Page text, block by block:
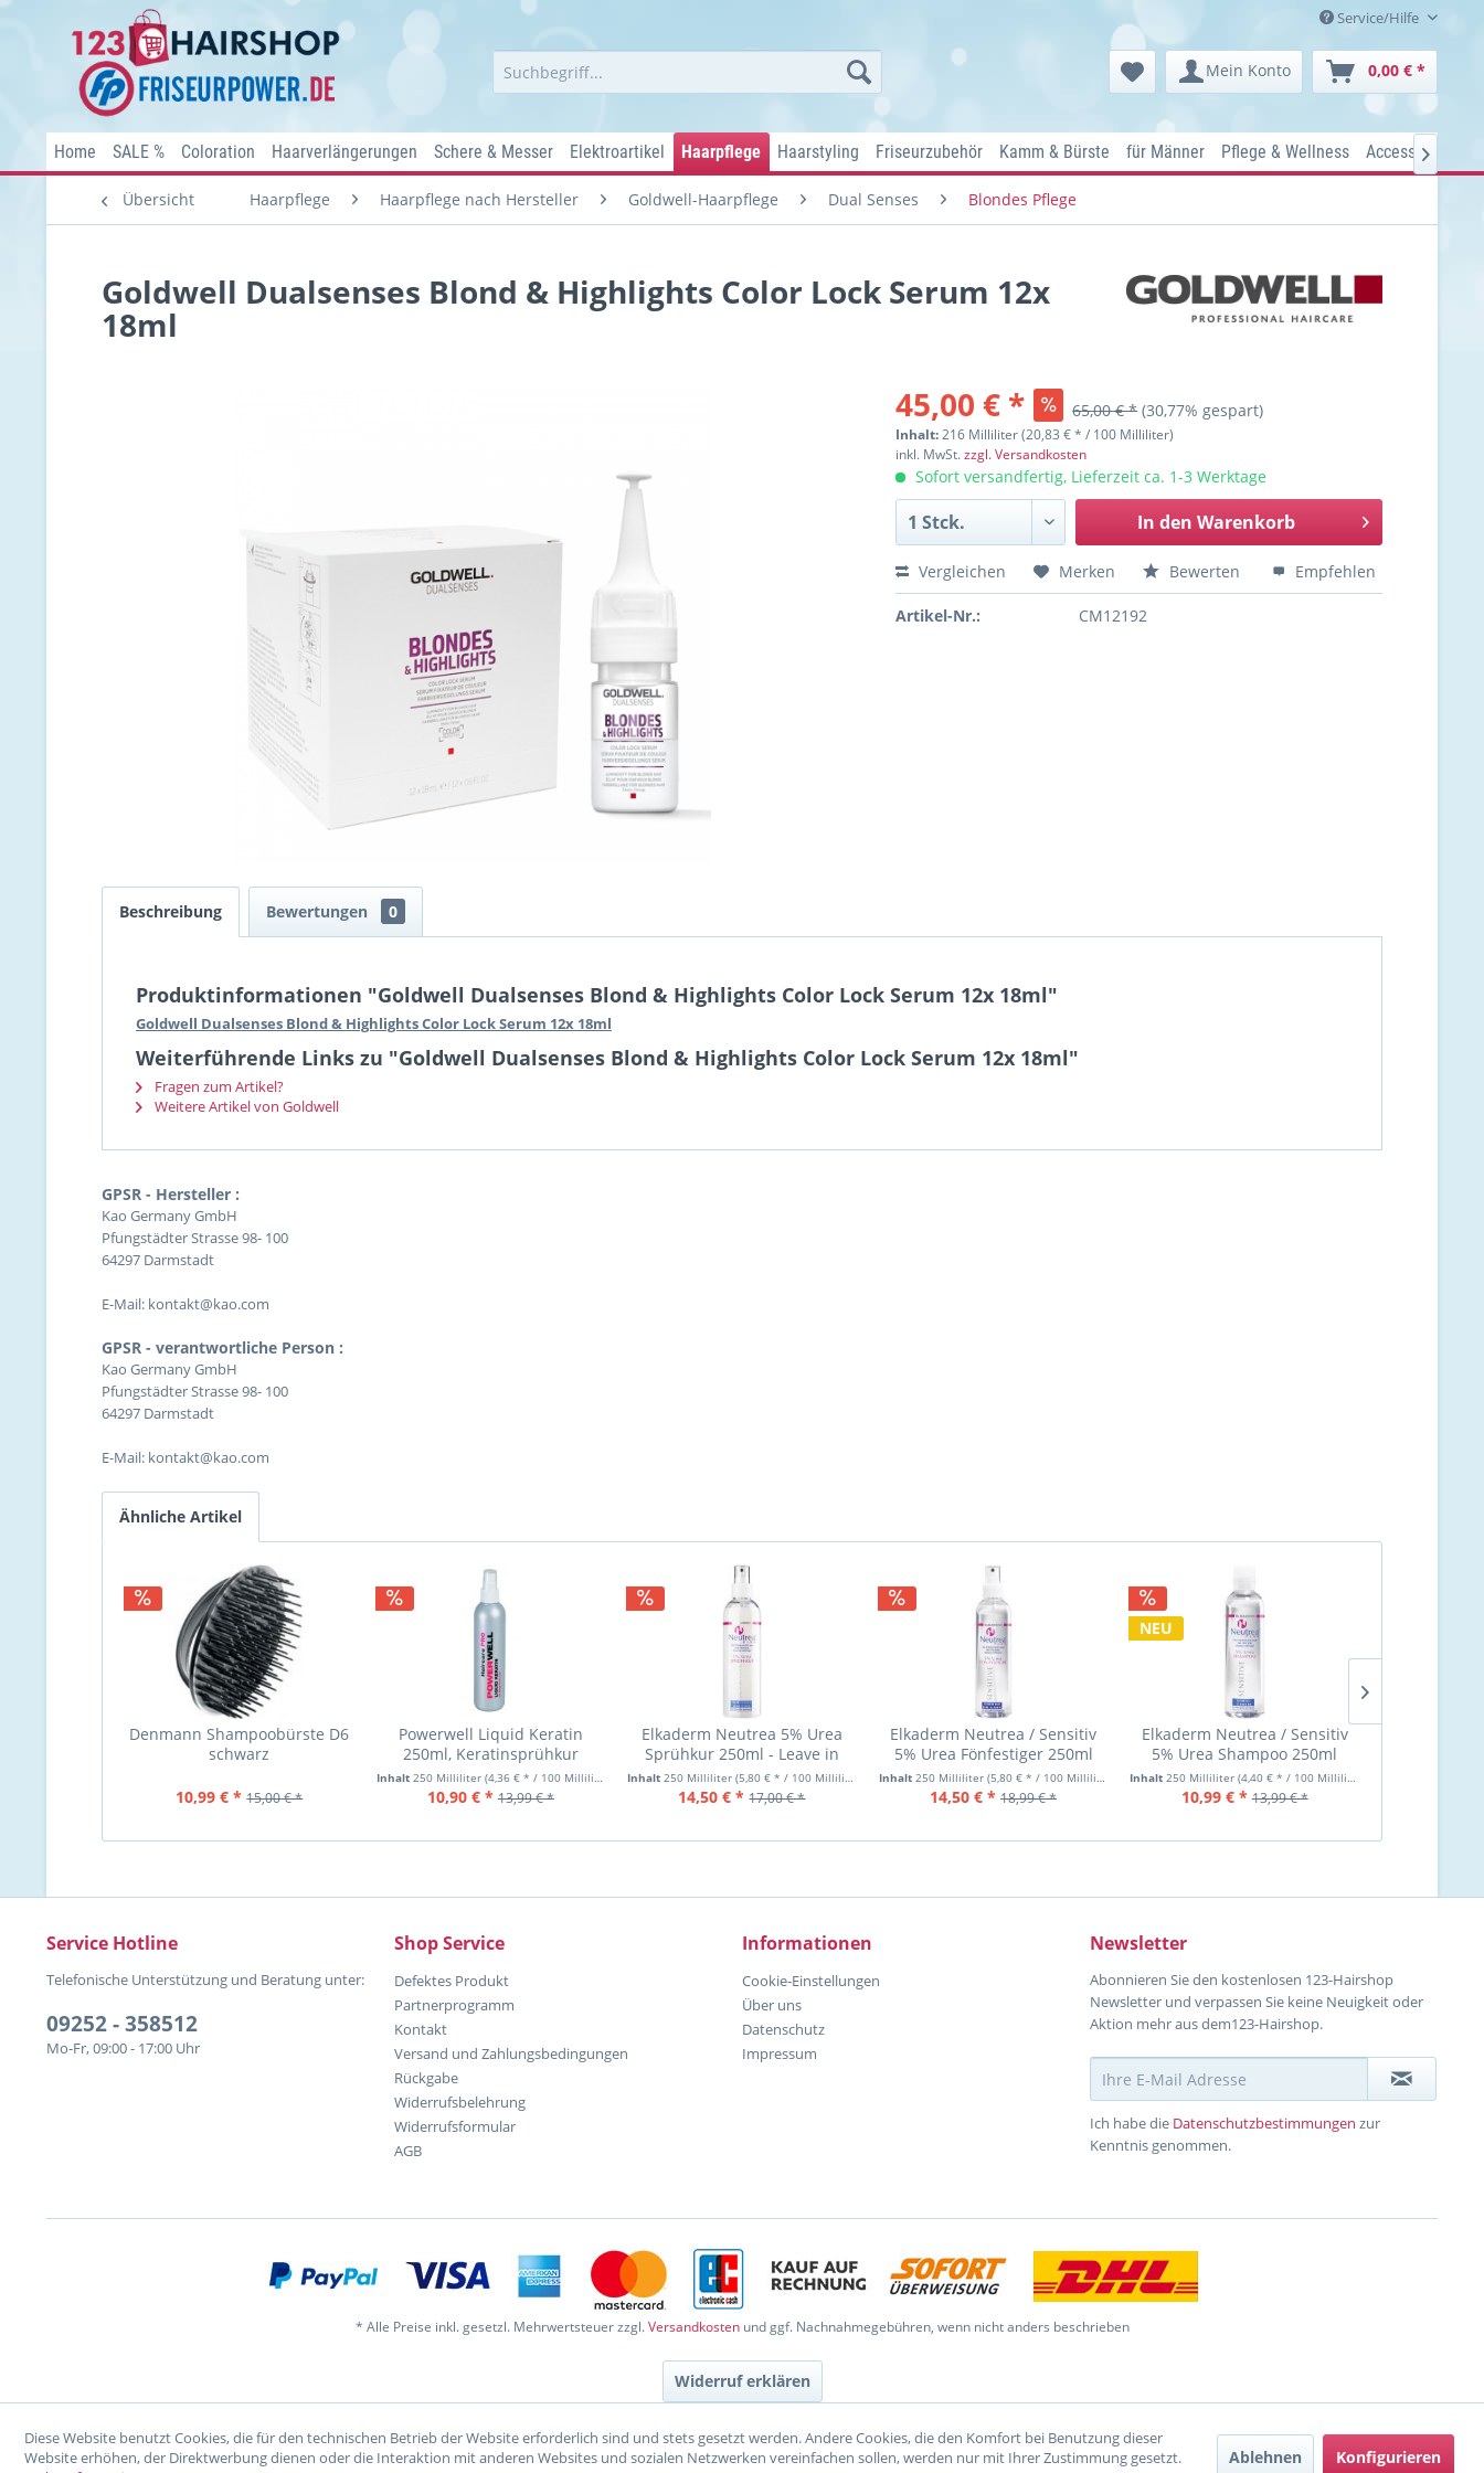
Service/Hilfe
Mein Konto 0,00 € *
Home SALE % Coloration Haarverlängerungen Schere & Messer Elektroartikel Haarpflege Haarstyling Friseurzubehör Kamm & Bürste für Männer Pflege & Wellness Accessoires

Übersicht Haarpflege Haarpflege nach Hersteller Goldwell-Haarpflege Dual Senses Blondes Pflege
Goldwell Dualsenses Blond & Highlights Color Lock Serum 12x
18ml
45,00 € *
65,00 € * (30,77% gespart)
Inhalt:216 Milliliter (20,83 € * / 100 Milliliter)
inkl. MwSt.zzgl. Versandkosten
Sofort versandfertig, Lieferzeit ca. 1-3 Werktage
In den Warenkorb
Vergleichen Merken Bewerten Empfehlen
Artikel-Nr.: CM12192
Beschreibung Bewertungen 0
Produktinformationen "Goldwell Dualsenses Blond & Highlights Color Lock Serum 12x 18ml"
Goldwell Dualsenses Blond & Highlights Color Lock Serum 12x 18ml
Weiterführende Links zu "Goldwell Dualsenses Blond & Highlights Color Lock Serum 12x 18ml"
Fragen zum Artikel?
Weitere Artikel von Goldwell
GPSR - Hersteller :
Kao Germany GmbH
Pfungstädter Strasse 98- 100
64297 Darmstadt
E-Mail: kontakt@kao.com
GPSR - verantwortliche Person :
Kao Germany GmbH
Pfungstädter Strasse 98- 100
64297 Darmstadt
E-Mail: kontakt@kao.com
Ähnliche Artikel
Denmann Shampoobürste D6
schwarz
10,99 € * 15,00 € *
Powerwell Liquid Keratin
250ml, Keratinsprühkur
Inhalt 250 Milliliter (4,36 € * / 100 Milliliter)
10,90 € * 13,99 € *
Elkaderm Neutrea 5% Urea
Sprühkur 250ml - Leave in
Spray
Inhalt250 Milliliter(5,80 € * / 100 Milliliter)
14,50 € * 17,00 € *
Elkaderm Neutrea / Sensitiv
5% Urea Fönfestiger 250ml
Inhalt 250 Milliliter (5,80 € * / 100 Milliliter)
14,50 € * 18,99 € *
NEU
Elkaderm Neutrea / Sensitiv
5% Urea Shampoo 250ml
Inhalt250 Milliliter(4,40 € * / 100 Milliliter)
10,99 € * 13,99 € *
Service Hotline
Telefonische Unterstützung und Beratung unter:
09252 - 358512
Mo-Fr, 09:00 - 17:00 Uhr
Shop Service
Defektes Produkt
Partnerprogramm
Kontakt
Versand und Zahlungsbedingungen
Rückgabe
Widerrufsbelehrung
Widerrufsformular
AGB
Informationen
Cookie-Einstellungen
Über uns
Datenschutz
Impressum
Newsletter
Abonnieren Sie den kostenlosen 123-Hairshop
Newsletter und verpassen Sie keine Neuigkeit oder
Aktion mehr aus dem123-Hairshop.
Ich habe die Datenschutzbestimmungen zur
Kenntnis genommen.
* Alle Preise inkl. gesetzl. Mehrwertsteuer zzgl.Versandkostenund ggf. Nachnahmegebühren, wenn nicht anders beschrieben
Widerruf erklären
Diese Website benutzt Cookies, die für den technischen Betrieb der Website erforderlich sind und stets gesetzt werden. Andere Cookies, die den Komfort bei Benutzung dieser
Website erhöhen, der Direktwerbung dienen oder die Interaktion mit anderen Websites und sozialen Netzwerken vereinfachen sollen, werden nur mit Ihrer Zustimmung gesetzt.
Ablehnen Konfigurieren